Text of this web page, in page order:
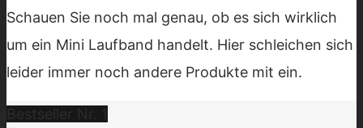
Schauen Sie noch mal genau, ob es sich wirklich
um ein Mini Laufband handelt. Hier schleichen sich
leider immer noch andere Produkte mit ein.